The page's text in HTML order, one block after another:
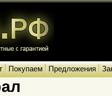
Покупаем Предложения